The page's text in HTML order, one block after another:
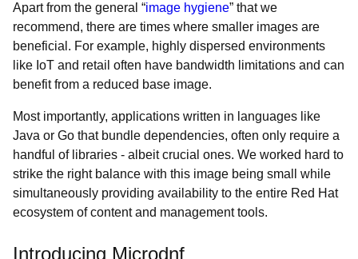
Apart from the general “image hygiene” that we
recommend, there are times where smaller images are
beneficial. For example, highly dispersed environments
like IoT and retail often have bandwidth limitations and can
benefit from a reduced base image.
Most importantly, applications written in languages like
Java or Go that bundle dependencies, often only require a
handful of libraries - albeit crucial ones. We worked hard to
strike the right balance with this image being small while
simultaneously providing availability to the entire Red Hat
ecosystem of content and management tools.
Introducing Microdnf